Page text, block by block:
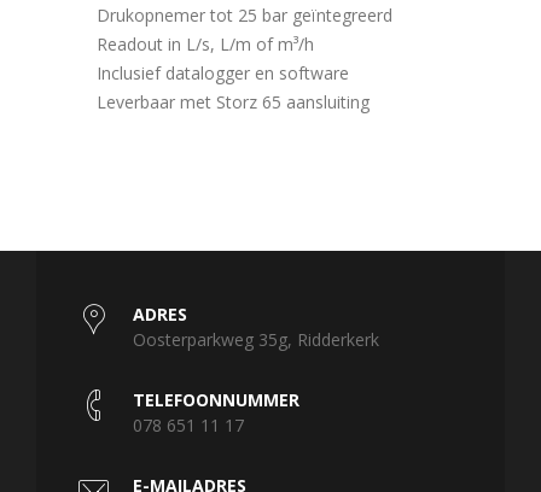
Drukopnemer tot 25 bar geïntegreerd
Readout in L/s, L/m of m³/h
Inclusief datalogger en software
Leverbaar met Storz 65 aansluiting
ADRES
Oosterparkweg 35g, Ridderkerk
TELEFOONNUMMER
078 651 11 17
E-MAILADRES